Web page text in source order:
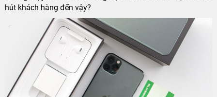
hút khách hàng đến vậy?